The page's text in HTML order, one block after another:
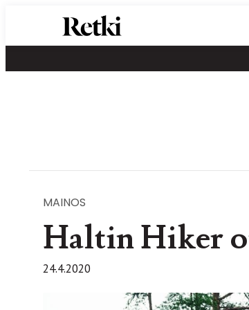
sisältöön
Retki-lehti
Retkeily,
vaellus,
MAINOS
Haltin Hiker
24.4.2020